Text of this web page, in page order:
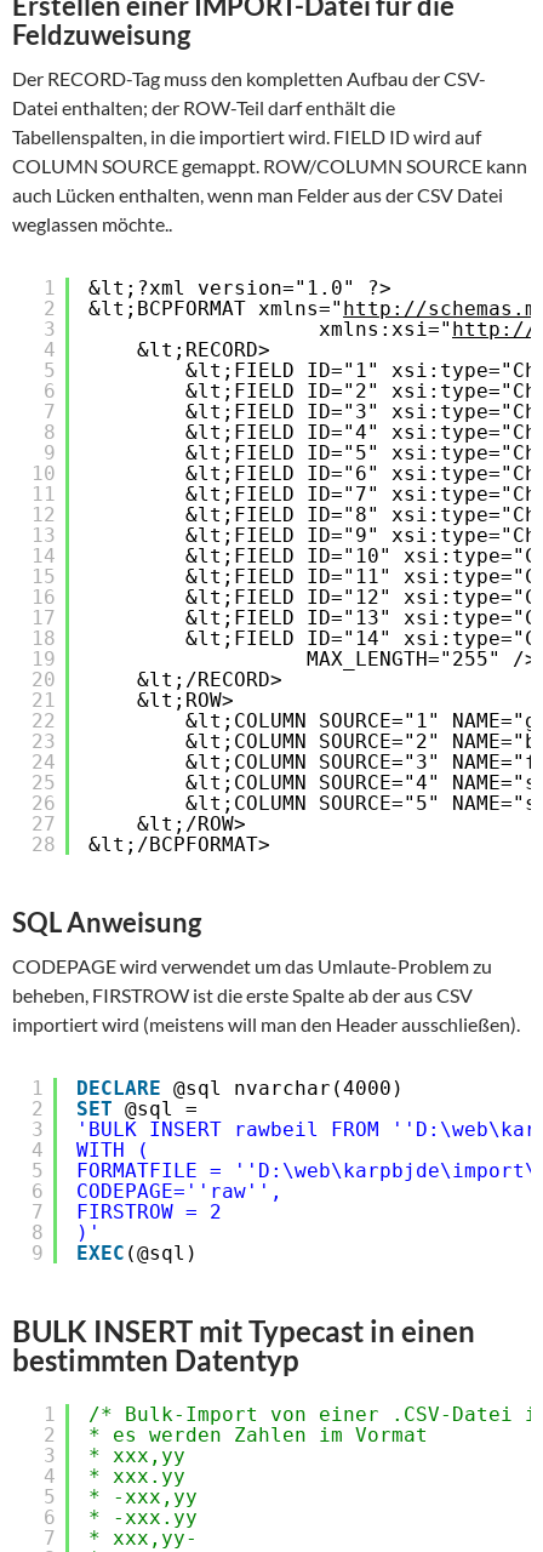
Feldzuweisung
Der RECORD-Tag muss den kompletten Aufbau der CSV-
Datei enthalten; der ROW-Teil darf enthält die
Tabellenspalten, in die importiert wird. FIELD ID wird auf
COLUMN SOURCE gemappt. ROW/COLUMN SOURCE kann
auch Lücken enthalten, wenn man Felder aus der CSV Datei
weglassen möchte..
1
2
3
4
5
6
7
8
9
10
11
12
13
14
15
16
17
18
19
20
21
22
23
24
25
26
27
28
&lt;?xml version="1.0" ?>
&lt;BCPFORMAT xmlns=" http://
xmlns:xsi=" http://
&lt;RECORD>
&lt;FIELD ID="1"
&lt;FIELD ID="2"
&lt;FIELD ID="3"
&lt;FIELD ID="4"
&lt;FIELD ID="5"
&lt;FIELD ID="6"
&lt;FIELD ID="7"
&lt;FIELD ID="8"
&lt;FIELD ID="9"
&lt;FIELD ID="10"
&lt;FIELD ID="11"
&lt;FIELD ID="12"
&lt;FIELD ID="13"
&lt;FIELD ID="14"
MAX_LENGTH="255" />
&lt;/RECORD>
&lt;ROW>
&lt;COLUMN SOURCE="1"
&lt;COLUMN SOURCE="2"
&lt;COLUMN SOURCE="3"
&lt;COLUMN SOURCE="4"
&lt;COLUMN SOURCE="5"
&lt;/ROW>
&lt;/BCPFORMAT>
SQL Anweisung
CODEPAGE wird verwendet um das Umlaute-Problem zu
beheben, FIRSTROW ist die erste Spalte ab der aus CSV
importiert wird (meistens will man den Header ausschließen).
1
2
3
4
5
6
7
8
9
DECLARE @sql nvarchar(4000)
SET @sql =
'BULK INSERT rawbeil FROM '
WITH (
FORMATFILE = '
CODEPAGE=' 'raw' ',
FIRSTROW = 2
)'
EXEC (@sql)
BULK INSERT mit Typecast in einen
bestimmten Datentyp
1
2
3
4
5
6
7
/* Bulk-Import von einer .CSV-Datei
* es werden Zahlen im Vormat
* xxx,yy
* xxx.yy
* -xxx,yy
* -xxx.yy
* xxx,yy-